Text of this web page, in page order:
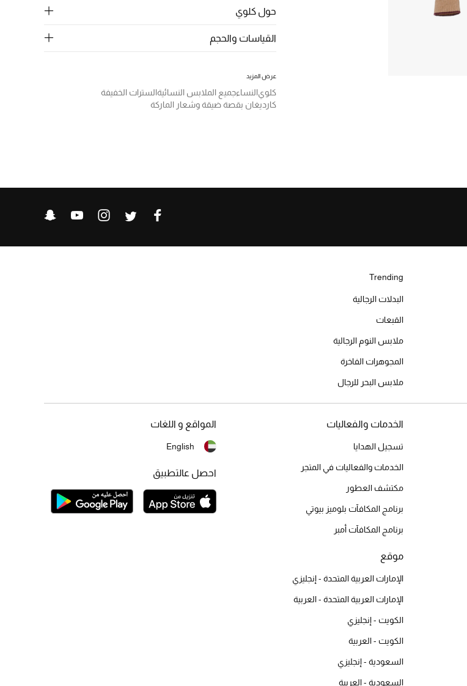
حول كلوي
القياسات والحجم
عرض المزيد
كلويالنساءجميع الملابس النسائيةالسترات الخفيفة
كارديغان بقصة ضيقة وشعار الماركة
Trending
البدلات الرجالية
القبعات
ملابس النوم الرجالية
المجوهرات الفاخرة
ملابس البحر للرجال
الخدمات والفعاليات
تسجيل الهدايا
الخدمات والفعاليات في المتجر
مكتشف العطور
برنامج المكافآت بلوميز بيوتي
برنامج المكافآت أمبر
موقع
الإمارات العربية المتحدة - إنجليزي
الإمارات العربية المتحدة - العربية
الكويت - إنجليزي
الكويت - العربية
السعودية - إنجليزي
السعودية - العربية
المواقع و اللغات
English
احصل عالتطبيق